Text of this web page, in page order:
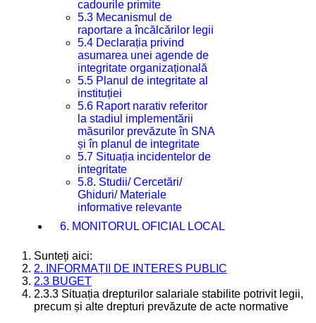
cadourile primite
5.3 Mecanismul de
raportare a încălcărilor legii
5.4 Declarația privind
asumarea unei agende de
integritate organizațională
5.5 Planul de integritate al
instituției
5.6 Raport narativ referitor
la stadiul implementării
măsurilor prevăzute în SNA
și în planul de integritate
5.7 Situația incidentelor de
integritate
5.8. Studii/ Cercetări/
Ghiduri/ Materiale
informative relevante
6. MONITORUL OFICIAL LOCAL
Sunteți aici:
2. INFORMAȚII DE INTERES PUBLIC
2.3 BUGET
2.3.3 Situația drepturilor salariale stabilite potrivit legii,
precum și alte drepturi prevăzute de acte normative